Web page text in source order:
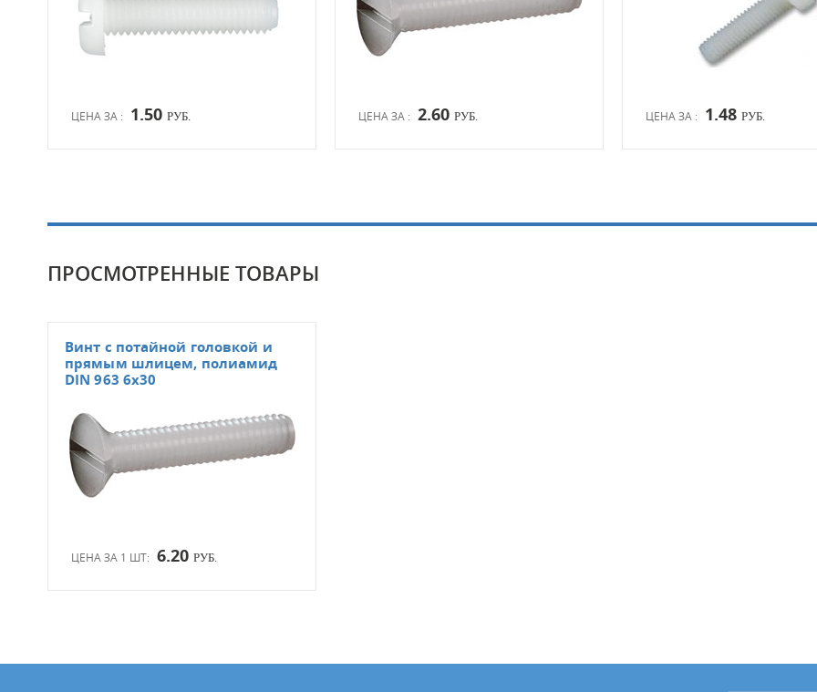
ЦЕНА ЗА : 1.50 РУБ. ЦЕНА ЗА : 2.60 РУБ. ЦЕНА ЗА : 1.48 РУБ.
ПРОСМОТРЕННЫЕ ТОВАРЫ
ЦЕНА ЗА 1 ШТ: 6.20 РУБ.
Винт с потайной головкой и
прямым шлицем, полиамид
DIN 963 6x30